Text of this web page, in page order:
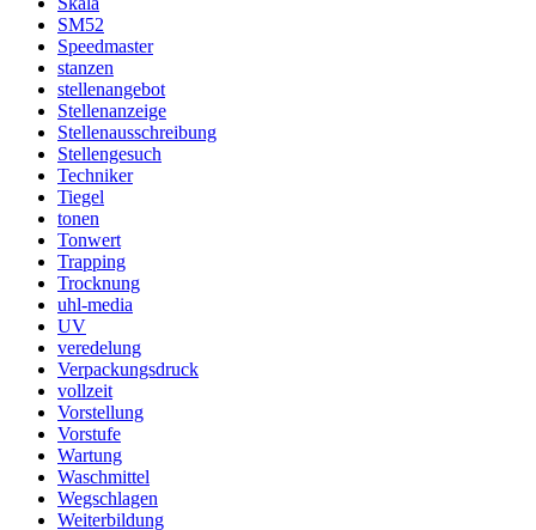
SM52
Speedmaster
stanzen
stellenangebot
Stellenanzeige
Stellenausschreibung
Stellengesuch
Techniker
Tiegel
tonen
Tonwert
Trapping
Trocknung
uhl-media
UV
veredelung
Verpackungsdruck
vollzeit
Vorstellung
Vorstufe
Wartung
Waschmittel
Wegschlagen
Weiterbildung